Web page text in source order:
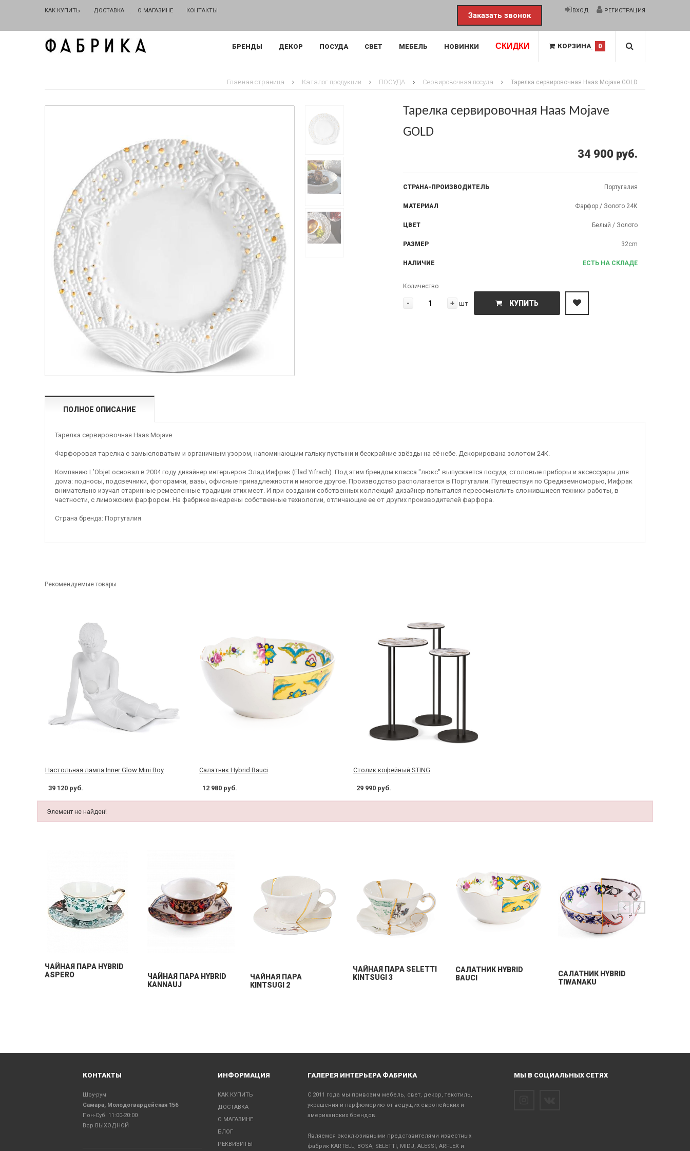
КАК КУПИТЬ ДОСТАВКА О МАГАЗИНЕ КОНТАКТЫ ВХОД РЕГИСТРАЦИЯ
Заказать звонок
КОРЗИНА 0
БРЕНДЫ ДЕКОР ПОСУДА СВЕТ МЕБЕЛЬ НОВИНКИ СКИДКИ
Главная страница Каталог продукции ПОСУДА Сервировочная посуда Тарелка сервировочная Haas Mojave GOLD
Тарелка сервировочная Haas Mojave
GOLD
34 900 руб.
СТРАНА-ПРОИЗВОДИТЕЛЬ Португалия
МАТЕРИАЛ Фарфор / Золото 24К
ЦВЕТ Белый / Золото
РАЗМЕР 32cm
НАЛИЧИЕ ЕСТЬ НА СКЛАДЕ
Количество
- + шт КУПИТЬ
ПОЛНОЕ ОПИСАНИЕ
Тарелка сервировочная Haas Mojave
Фарфоровая тарелка с замысловатым и органичным узором, напоминающим гальку пустыни и бескрайние звёзды на её небе. Декорирована золотом 24К.
Компанию L’Objet основал в 2004 году дизайнер интерьеров Элад Иифрак (Elad Yifrach). Под этим брендом класса "люкс" выпускается посуда, столовые приборы и аксессуары для
дома: подносы, подсвечники, фоторамки, вазы, офисные принадлежности и многое другое. Производство располагается в Португалии. Путешествуя по Средиземноморью, Иифрак
внимательно изучал старинные ремесленные традиции этих мест. И при создании собственных коллекций дизайнер попытался переосмыслить сложившиеся техники работы, в
частности, с лиможским фарфором. На фабрике внедрены собственные технологии, отличающие ее от других производителей фарфора.
Страна бренда: Португалия
Рекомендуемые товары
Настольная лампа Inner Glow Mini Boy
39 120 руб.
Cалатник Hybrid Bauci
12 980 руб.
Столик кофейный STING
29 990 руб.
Элемент не найден!
ЧАЙНАЯ ПАРА HYBRID
ASPERO
ЧАЙНАЯ ПАРА HYBRID
KANNAUJ
ЧАЙНАЯ ПАРА
KINTSUGI 2
ЧАЙНАЯ ПАРА SELETTI
KINTSUGI 3
CАЛАТНИК HYBRID
BAUCI
CАЛАТНИК HYBRID
TIWANAKU
КОНТАКТЫ
Шоу-рум
Самара, Молодогвардейская 156
Пон-Суб 11:00-20:00
Вср ВЫХОДНОЙ
ИНФОРМАЦИЯ
КАК КУПИТЬ
ДОСТАВКА
О МАГАЗИНЕ
БЛОГ
РЕКВИЗИТЫ
ГАЛЕРЕЯ ИНТЕРЬЕРА ФАБРИКА
С 2011 года мы привозим мебель, свет, декор, текстиль,
украшения и парфюмерию от ведущих европейских и
американских брендов.
Являемся эксклюзивными представителями известных
фабрик KARTELL, BOSA, SELETTI, MIDJ, ALESSI, ARFLEX и
МЫ В СОЦИАЛЬНЫХ СЕТЯХ